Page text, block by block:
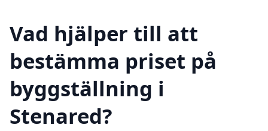
Vad hjälper till att
bestämma priset på
byggställning i
Stenared?